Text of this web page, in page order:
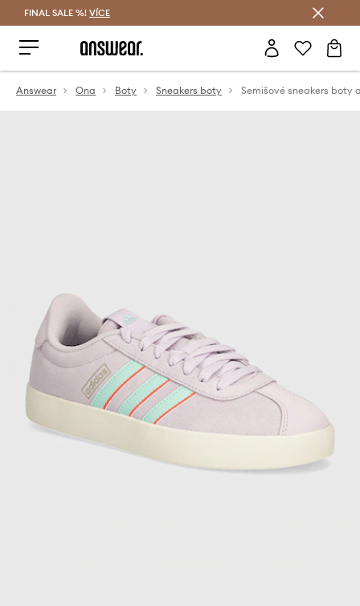
FINAL SALE %! VÍCE
Answear Ona Boty Sneakers boty